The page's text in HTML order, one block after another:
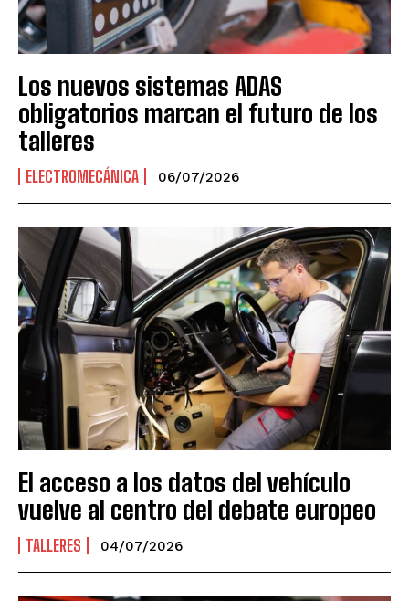
Los nuevos sistemas ADAS
obligatorios marcan el futuro de los
talleres
ELECTROMECÁNICA 06/07/2026
El acceso a los datos del vehículo
vuelve al centro del debate europeo
TALLERES 04/07/2026